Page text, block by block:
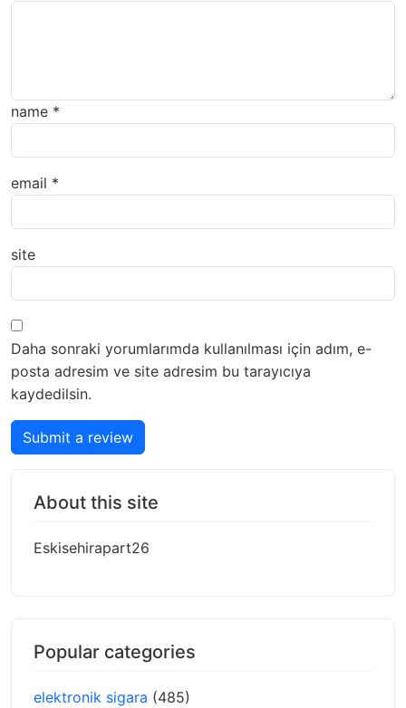
name *
email *
site
Daha sonraki yorumlarımda kullanılması için adım, e-
posta adresim ve site adresim bu tarayıcıya
kaydedilsin.
Submit a review
About this site
Eskisehirapart26
Popular categories
elektronik sigara (485)